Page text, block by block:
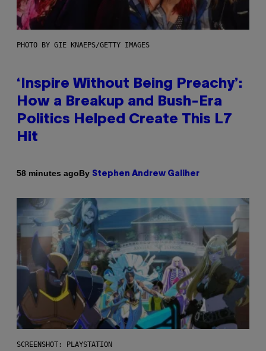
PHOTO BY GIE KNAEPS/GETTY IMAGES
‘Inspire Without Being Preachy’:
How a Breakup and Bush-Era
Politics Helped Create This L7
Hit
58 minutes agoBy Stephen Andrew Galiher
SCREENSHOT: PLAYSTATION